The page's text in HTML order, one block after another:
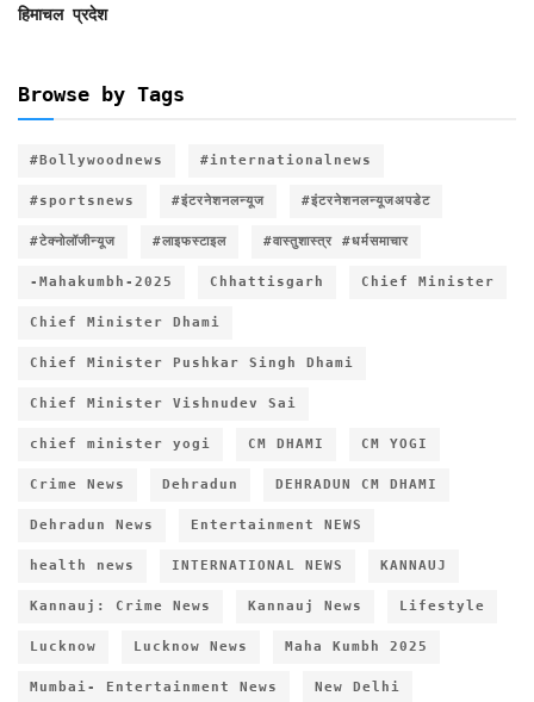
हिमाचल प्रदेश
Browse by Tags
#Bollywoodnews #internationalnews
#sportsnews #इंटरनेशनलन्यूज #इंटरनेशनलन्यूजअपडेट
#टेक्नोलॉजीन्यूज #लाइफस्टाइल #वास्तुशास्त्र #धर्मसमाचार
-Mahakumbh-2025 Chhattisgarh Chief Minister
Chief Minister Dhami
Chief Minister Pushkar Singh Dhami
Chief Minister Vishnudev Sai
chief minister yogi CM DHAMI CM YOGI
Crime News Dehradun DEHRADUN CM DHAMI
Dehradun News Entertainment NEWS
health news INTERNATIONAL NEWS KANNAUJ
Kannauj: Crime News Kannauj News Lifestyle
Lucknow Lucknow News Maha Kumbh 2025
Mumbai- Entertainment News New Delhi